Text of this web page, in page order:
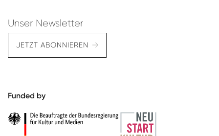
Unser Newsletter
JETZT ABONNIEREN
Funded by